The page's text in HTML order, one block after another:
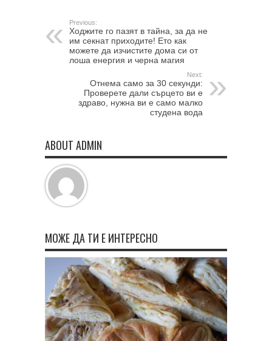
Previous:
Ходжите го пазят в тайна, за да не
им секнат приходите! Ето как
можете да изчистите дома си от
лоша енергия и черна магия
Next:
Отнема само за 30 секунди:
Проверете дали сърцето ви е
здраво, нужна ви е само малко
студена вода
ABOUT ADMIN
МОЖЕ ДА ТИ Е ИНТЕРЕСНО